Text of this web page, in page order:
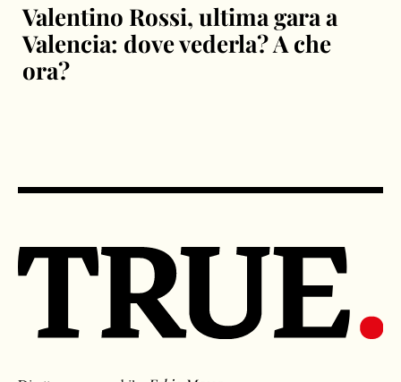
Valentino Rossi, ultima gara a
Valencia: dove vederla? A che
ora?